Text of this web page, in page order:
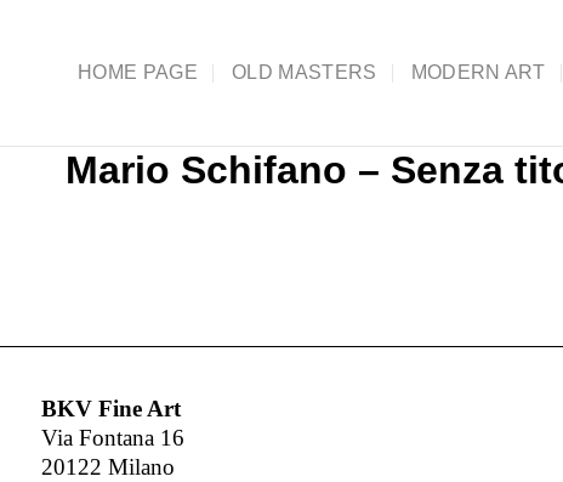
HOME PAGE OLD MASTERS MODERN ART
Mario Schifano – Senza
BKV Fine Art
Via Fontana 16
20122 Milano